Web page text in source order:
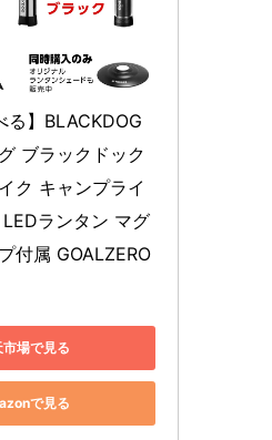
る】BLACKDOG
ブラックドック
ク キャンプライ
LEDランタン マグ
付属 GOALZERO
市場で見る
で見る